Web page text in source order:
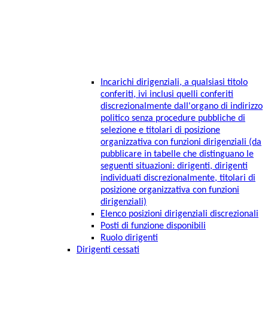
Incarichi dirigenziali, a qualsiasi titolo
conferiti, ivi inclusi quelli conferiti
discrezionalmente dall'organo di indirizzo
politico senza procedure pubbliche di
selezione e titolari di posizione
organizzativa con funzioni dirigenziali (da
pubblicare in tabelle che distinguano le
seguenti situazioni: dirigenti, dirigenti
individuati discrezionalmente, titolari di
posizione organizzativa con funzioni
dirigenziali)
Elenco posizioni dirigenziali discrezionali
Posti di funzione disponibili
Ruolo dirigenti
Dirigenti cessati